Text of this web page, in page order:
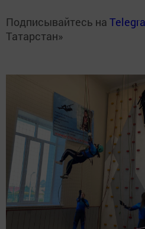
Подписывайтесь на
Татарстан»